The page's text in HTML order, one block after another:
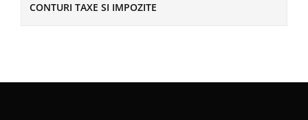
CONTURI TAXE SI IMPOZITE